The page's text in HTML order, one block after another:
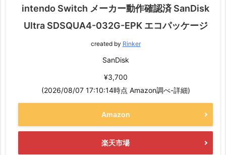
intendo Switch メーカー動作確認済 SanDisk
Ultra SDSQUA4-032G-EPK エコパッケージ
created by Rinker
SanDisk
¥3,700
(2026/08/07 17:10:14時点 Amazon調べ-詳細)
Amazon
楽天市場